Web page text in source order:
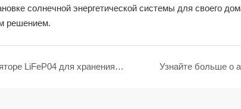
солнечной энергетической системы для своего
решением.
Все о аккумуляторе LiFeP04 для хранения солнечной энергии